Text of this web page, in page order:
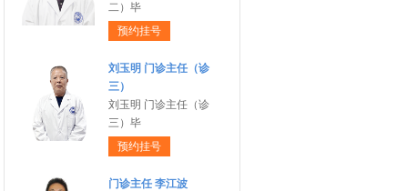
二）毕
预约挂号
刘玉明 门诊主任（诊
三）
刘玉明 门诊主任（诊
三）毕
预约挂号
门诊主任 李江波